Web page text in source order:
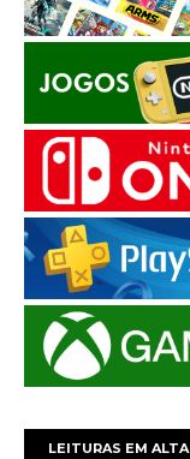
LEITURAS EM ALTA